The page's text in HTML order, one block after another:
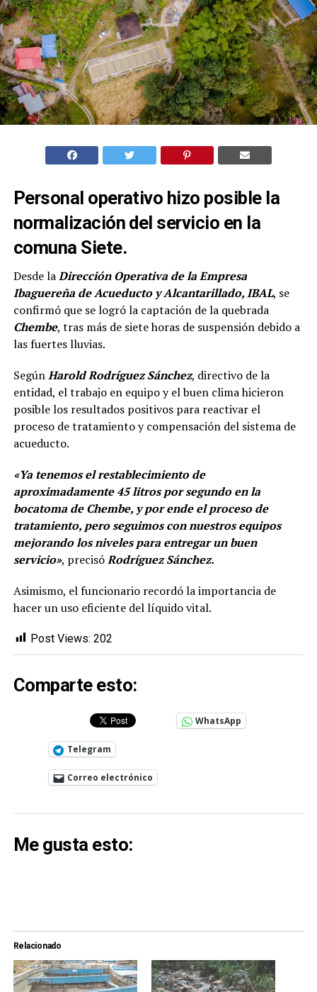
Personal operativo hizo posible la
normalización del servicio en la
comuna Siete.
Desde laDirección Operativa de la Empresa
Ibaguereña de Acueducto y Alcantarillado, IBAL, se
confirmó que se logró la captación de la quebrada
Chembe, tras más de siete horas de suspensión debido a
las fuertes lluvias.
SegúnHarold Rodríguez Sánchez, directivo de la
entidad, el trabajo en equipo y el buen clima hicieron
posible los resultados positivos para reactivar el
proceso de tratamiento y compensación del sistema de
acueducto.
«Ya tenemos el restablecimiento de
aproximadamente 45 litros por segundo en la
bocatoma de Chembe, y por ende el proceso de
tratamiento, pero seguimos con nuestros equipos
mejorando los niveles para entregar un buen
servicio», precisóRodríguez Sánchez.
Asimismo, el funcionario recordó la importancia de
hacer un uso eficiente del líquido vital.
Post Views: 202
Comparte esto:
WhatsApp
Telegram
Correo electrónico
Me gusta esto:
Relacionado